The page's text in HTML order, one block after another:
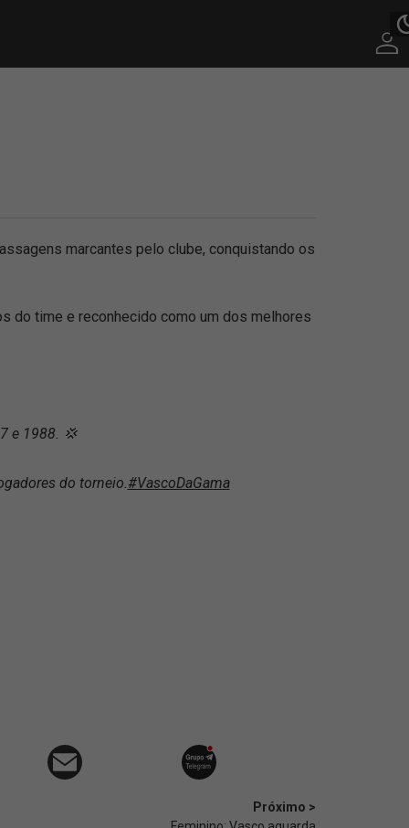
marcantes pelo clube, conquistando os
do time e reconhecido como um dos melhores
e 1988. 💢
do torneio.#VascoDaGama
Próximo >